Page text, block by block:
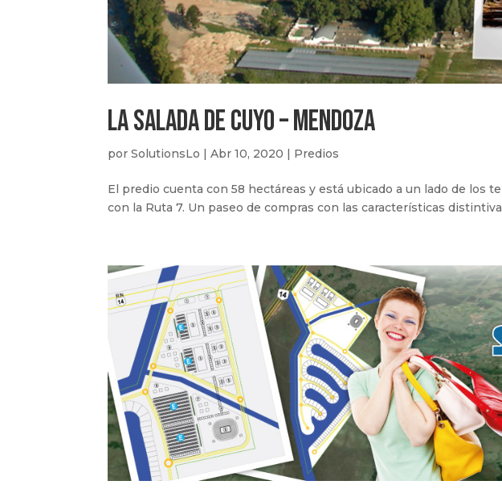
La Salada de Cuyo – Mendoza
porSolutionsLo |Abr 10, 2020 | Predios
El predio cuenta con 58 hectáreas y está ubicado a un lado de los
con la Ruta 7. Un paseo de compras con las características